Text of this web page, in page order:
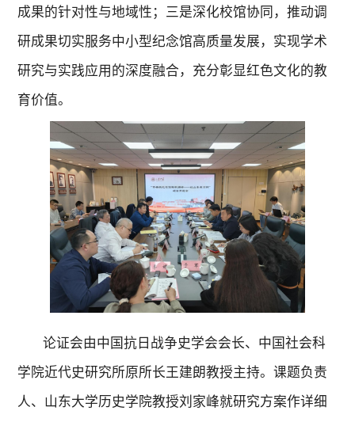
成果的针对性与地域性；三是深化校馆协同，推动调
研成果切实服务中小型纪念馆高质量发展，实现学术
研究与实践应用的深度融合，充分彰显红色文化的教
育价值。
论证会由中国抗日战争史学会会长、中国社会科
学院近代史研究所原所长王建朗教授主持。课题负责
人、山东大学历史学院教授刘家峰就研究方案作详细